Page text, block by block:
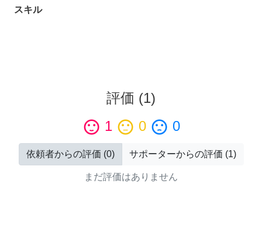
スキル
評価 (1)
sentiment_satisfied 1 sentiment_neutral 0 sentiment_dissatisfied 0
依頼者からの評価 (0) サポーターからの評価 (1)
まだ評価はありません